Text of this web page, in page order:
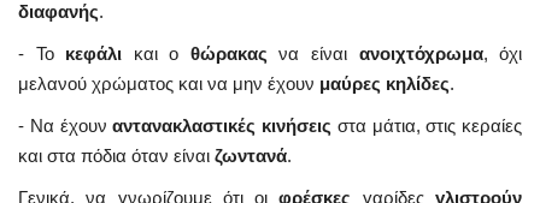
διαφανής.
- Το κεφάλι και ο θώρακαςνα είναι ανοιχτόχρωμα, όχι
μελανού χρώματος και να μην έχουν μαύρες κηλίδες.
- Να έχουναντανακλαστικές κινήσεις στα μάτια, στις κεραίες
και στα πόδια όταν είναι ζωντανά.
Γενικά, να γνωρίζουμε ότι οιφρέσκες γαρίδεςγλιστρούν